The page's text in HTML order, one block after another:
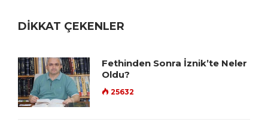
DİKKAT ÇEKENLER
Fethinden Sonra İznik’te Neler
Oldu?
25632